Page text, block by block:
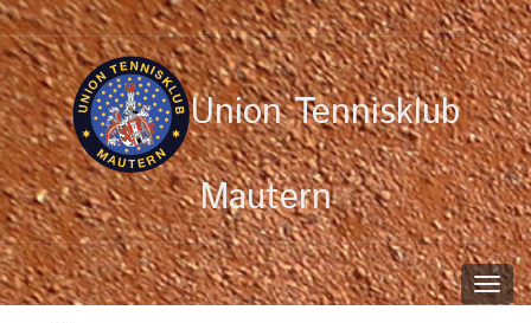
Union Tennisklub
Mautern